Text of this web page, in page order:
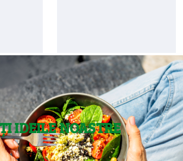
IDEILE NOASTRE